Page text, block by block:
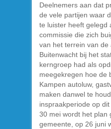
Deelnemers aan dat
de vele partijen waar
te luister heeft gelegd
commissie die zich
van het terrein van de
Buitenwacht bij het
kerngroep had als
meegekregen hoe de
Kampen autoluw,
maken danwel te
inspraakperiode op
30 mei wordt het plan
gemeente, op 26 juni